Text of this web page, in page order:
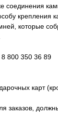
соединения
которые
800 350 36 89
карт
заказов,